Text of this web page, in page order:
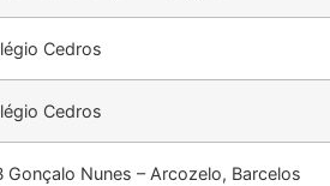
Cedros
Cedros
Gonçalo Nunes – Arcozelo, Barcelos